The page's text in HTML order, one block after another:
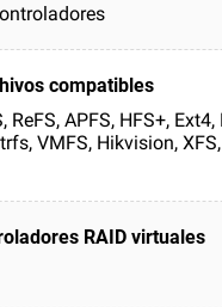
ReFS, APFS, HFS+, Ext4,
VMFS, Hikvision,